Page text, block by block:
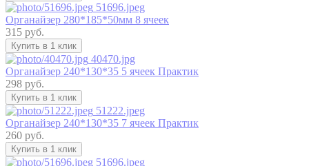
51696.jpeg
Органайзер 280*185*50мм 8 ячеек
315 руб.
Купить в 1 клик
40470.jpg
Органайзер 240*130*35 5 ячеек Практик
298 руб.
Купить в 1 клик
51222.jpeg
Органайзер 240*130*35 7 ячеек Практик
260 руб.
Купить в 1 клик
51696.jpeg